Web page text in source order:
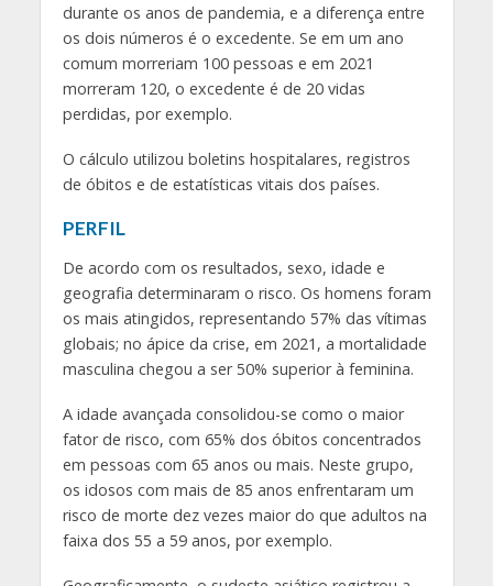
durante os anos de pandemia, e a diferença entre
os dois números é o excedente. Se em um ano
comum morreriam 100 pessoas e em 2021
morreram 120, o excedente é de 20 vidas
perdidas, por exemplo.
O cálculo utilizou boletins hospitalares, registros
de óbitos e de estatísticas vitais dos países.
PERFIL
De acordo com os resultados, sexo, idade e
geografia determinaram o risco. Os homens foram
os mais atingidos, representando 57% das vítimas
globais; no ápice da crise, em 2021, a mortalidade
masculina chegou a ser 50% superior à feminina.
A idade avançada consolidou-se como o maior
fator de risco, com 65% dos óbitos concentrados
em pessoas com 65 anos ou mais. Neste grupo,
os idosos com mais de 85 anos enfrentaram um
risco de morte dez vezes maior do que adultos na
faixa dos 55 a 59 anos, por exemplo.